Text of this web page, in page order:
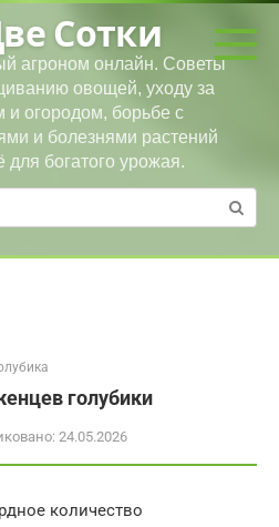
Сотки
агроном онлайн. Советы
овощей, уходу за
и огородом, борьбе с
и болезнями растений
богатого урожая.
голубики
24.05.2026
количество